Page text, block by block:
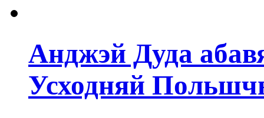
Анджэй Дуда
Усходняй